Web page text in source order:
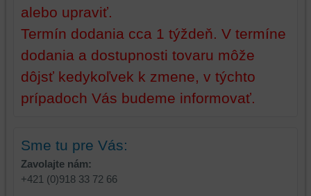
alebo upraviť.
Termín dodania cca 1 týždeň. V termíne
dodania a dostupnosti tovaru môže
dôjsť kedykoľvek k zmene, v týchto
prípadoch Vás budeme informovať.
Sme tu pre Vás:
Zavolajte nám:
+421 (0)918 33 72 66